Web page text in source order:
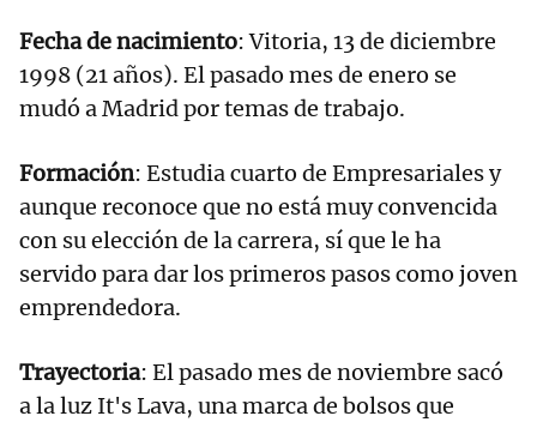
Fecha de nacimiento: Vitoria, 13 de diciembre
1998 (21 años). El pasado mes de enero se
mudó a Madrid por temas de trabajo.
Formación: Estudia cuarto de Empresariales y
aunque reconoce que no está muy convencida
con su elección de la carrera, sí que le ha
servido para dar los primeros pasos como joven
emprendedora.
Trayectoria: El pasado mes de noviembre sacó
a la luz It's Lava, una marca de bolsos que